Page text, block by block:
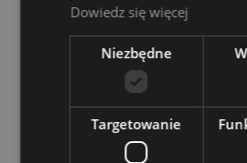
Stroik do Klarnetu - Steuer
Line Klarnet Eb
Dowiedz się więcej
Niezbędne
Targetowanie